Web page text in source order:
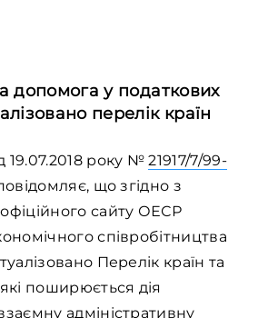
допомога у податкових
перелік країн
19.07.2018 року №21917/7/99-
що згідно з
сайту ОЕСР
співробітництва
Перелік країн та
поширюється дія
адміністративну